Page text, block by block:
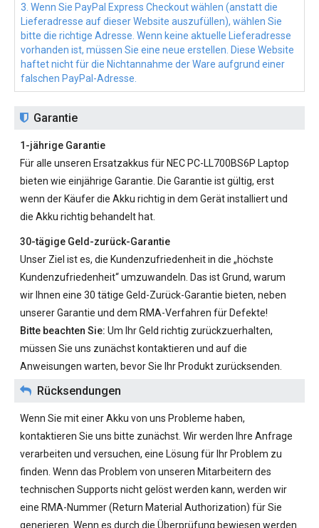
3. Wenn Sie PayPal Express Checkout wählen (anstatt die
Lieferadresse auf dieser Website auszufüllen), wählen Sie
bitte die richtige Adresse. Wenn keine aktuelle Lieferadresse
vorhanden ist, müssen Sie eine neue erstellen. Diese Website
haftet nicht für die Nichtannahme der Ware aufgrund einer
falschen PayPal-Adresse.
Garantie
1-jährige Garantie
Für alle unseren Ersatzakkus für NEC PC-LL700BS6P Laptop
bieten wie einjährige Garantie. Die Garantie ist gültig, erst
wenn der Käufer die Akku richtig in dem Gerät installiert und
die Akku richtig behandelt hat.
30-tägige Geld-zurück-Garantie
Unser Ziel ist es, die Kundenzufriedenheit in die „höchste
Kundenzufriedenheit“ umzuwandeln. Das ist Grund, warum
wir Ihnen eine 30 tätige Geld-Zurück-Garantie bieten, neben
unserer Garantie und dem RMA-Verfahren für Defekte!
Bitte beachten Sie: Um Ihr Geld richtig zurückzuerhalten,
müssen Sie uns zunächst kontaktieren und auf die
Anweisungen warten, bevor Sie Ihr Produkt zurücksenden.
Rücksendungen
Wenn Sie mit einer Akku von uns Probleme haben,
kontaktieren Sie uns bitte zunächst. Wir werden Ihre Anfrage
verarbeiten und versuchen, eine Lösung für Ihr Problem zu
finden. Wenn das Problem von unseren Mitarbeitern des
technischen Supports nicht gelöst werden kann, werden wir
eine RMA-Nummer (Return Material Authorization) für Sie
generieren. Wenn es durch die Überprüfung bewiesen werden